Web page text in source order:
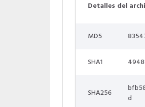
Detalles del
MD5
SHA1
SHA256
d